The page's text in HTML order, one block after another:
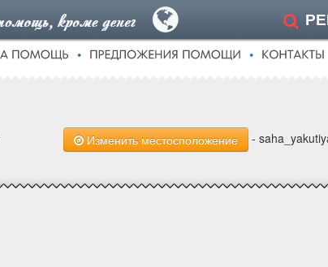
Изменить местосположение -